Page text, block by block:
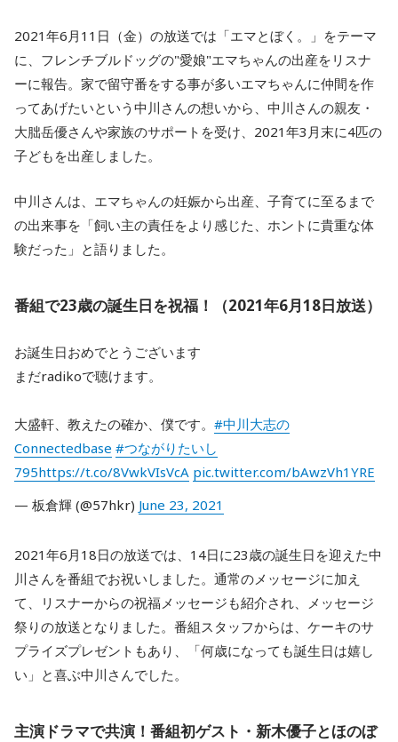
2021年6月11日（金）の放送では「エマとぼく。」をテーマ
に、フレンチブルドッグの"愛娘"エマちゃんの出産をリスナ
ーに報告。家で留守番をする事が多いエマちゃんに仲間を作
ってあげたいという中川さんの想いから、中川さんの親友・
大朏岳優さんや家族のサポートを受け、2021年3月末に4匹の
子どもを出産しました。
中川さんは、エマちゃんの妊娠から出産、子育てに至るまで
の出来事を「飼い主の責任をより感じた、ホントに貴重な体
験だった」と語りました。
番組で23歳の誕生日を祝福！（2021年6月18日放送）
お誕生日おめでとうございます
まだradikoで聴けます。
大盛軒、教えたの確か、僕です。 #中川大志の
Connectedbase #つながりたいし
795https://t.co/8VwkVIsVcA pic.twitter.com/bAwzVh1YRE
— 板倉輝 (@57hkr) June 23, 2021
2021年6月18日の放送では、14日に23歳の誕生日を迎えた中
川さんを番組でお祝いしました。通常のメッセージに加え
て、リスナーからの祝福メッセージも紹介され、メッセージ
祭りの放送となりました。番組スタッフからは、ケーキのサ
プライズプレゼントもあり、「何歳になっても誕生日は嬉し
い」と喜ぶ中川さんでした。
主演ドラマで共演！番組初ゲスト・新木優子とほのぼ